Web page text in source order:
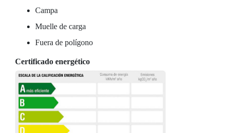
Campa
Muelle de carga
Fuera de polígono
Certificado energético